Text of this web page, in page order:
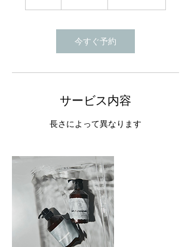
今すぐ予約
サービス内容
長さによって異なります